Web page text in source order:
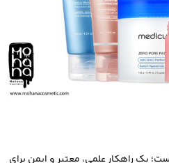
یک راهکار علمی، معتبر و ایمن برای